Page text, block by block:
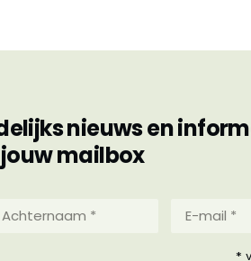
nieuws en
jouw mailbox
mail
*